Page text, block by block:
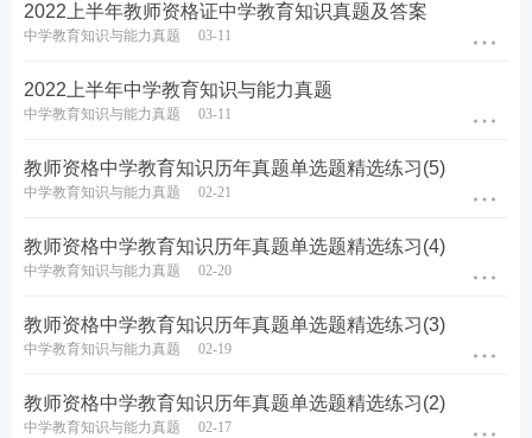
2022上半年教师资格证中学教育知识真题及答案
中学教育知识与能力真题 03-11
2022上半年中学教育知识与能力真题
中学教育知识与能力真题 03-11
教师资格中学教育知识历年真题单选题精选练习(5)
中学教育知识与能力真题 02-21
教师资格中学教育知识历年真题单选题精选练习(4)
中学教育知识与能力真题 02-20
教师资格中学教育知识历年真题单选题精选练习(3)
中学教育知识与能力真题 02-19
教师资格中学教育知识历年真题单选题精选练习(2)
中学教育知识与能力真题 02-17